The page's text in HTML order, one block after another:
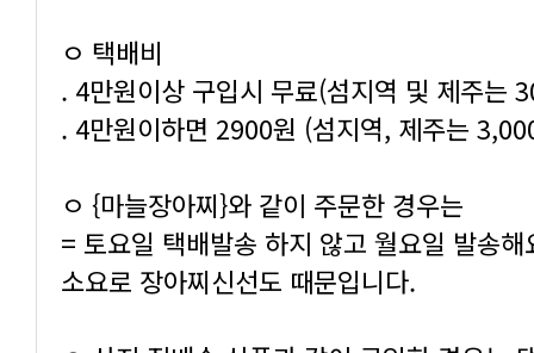
ㅇ 택배비
. 4만원이상 구입시 무료(섬지역 및 제주는
. 4만원이하면 2900원 (섬지역, 제주는
ㅇ {마늘장아찌}와 같이 주문한 경우는
소요로 장아찌신선도 때문입니다.